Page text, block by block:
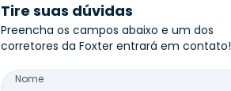
Tire suas dúvidas
Preencha os campos abaixo e um dos
corretores da Foxter entrará em contato!
Nome